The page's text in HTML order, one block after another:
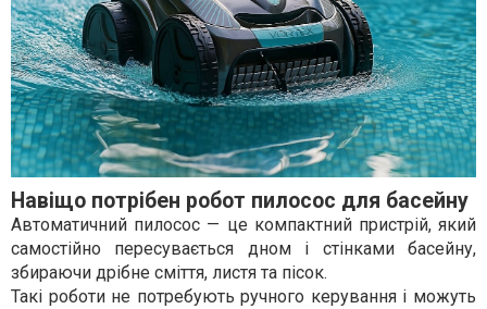
Навіщо потрібен робот пилосос для басейну
Автоматичний пилосос — це компактний пристрій, який
самостійно пересувається дном і стінками басейну,
збираючи дрібне сміття, листя та пісок.
Такі роботи не потребують ручного керування і можуть